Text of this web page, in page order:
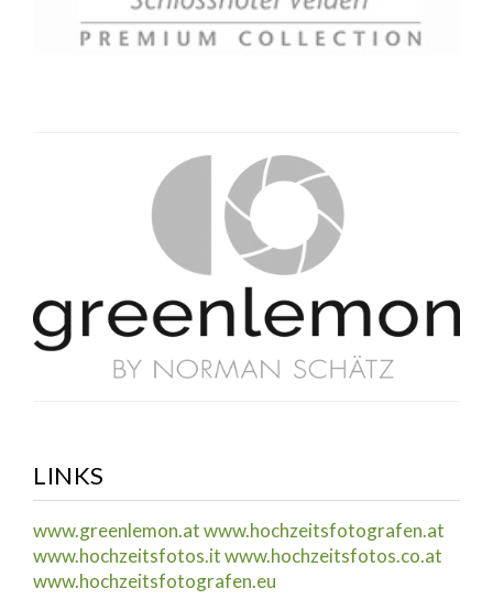
LINKS
www.greenlemon.atwww.hochzeitsfotografen.at
www.hochzeitsfotos.itwww.hochzeitsfotos.co.at
www.hochzeitsfotografen.eu